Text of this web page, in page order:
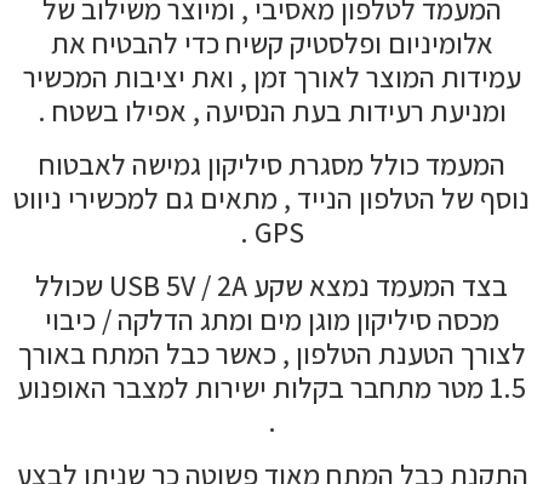
המעמד לטלפון מאסיבי , ומיוצר משילוב של
אלומיניום ופלסטיק קשיח כדי להבטיח את
עמידות המוצר לאורך זמן , ואת יציבות המכשיר
ומניעת רעידות בעת הנסיעה , אפילו בשטח .
המעמד כולל מסגרת סיליקון גמישה לאבטוח
נוסף של הטלפון הנייד , מתאים גם למכשירי ניווט
GPS .
בצד המעמד נמצא שקע USB 5V / 2A שכולל
מכסה סיליקון מוגן מים ומתג הדלקה / כיבוי
לצורך הטענת הטלפון , כאשר כבל המתח באורך
1.5 מטר מתחבר בקלות ישירות למצבר האופנוע
.
התקנת כבל המתח מאוד פשוטה כך שניתן לבצע